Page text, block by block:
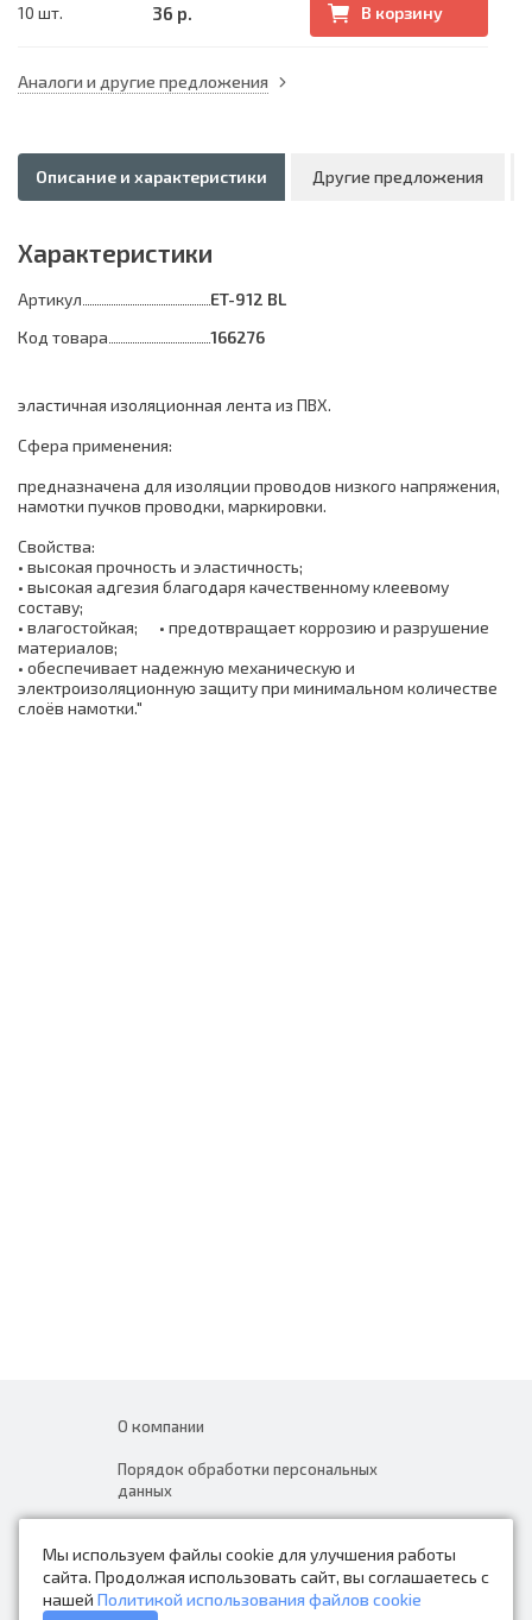
Мы используем файлы cookie для улучшения работы
сайта. Продолжая использовать сайт, вы соглашаетесь с
нашей Политикой использования файлов cookie
10 шт. 36 р. В корзину
Аналоги и другие предложения
Описание и характеристики Другие предложения
Характеристики
Артикул
ET-912 BL
Код товара
166276
эластичная изоляционная лента из ПВХ.
Сфера применения:
предназначена для изоляции проводов низкого напряжения,
намотки пучков проводки, маркировки.
Свойства:
• высокая прочность и эластичность;
• высокая адгезия благодаря качественному клеевому
составу;
• влагостойкая; • предотвращает коррозию и разрушение
материалов;
• обеспечивает надежную механическую и
электроизоляционную защиту при минимальном количестве
слоёв намотки."
О компании
Порядок обработки персональных
данных
Контакты